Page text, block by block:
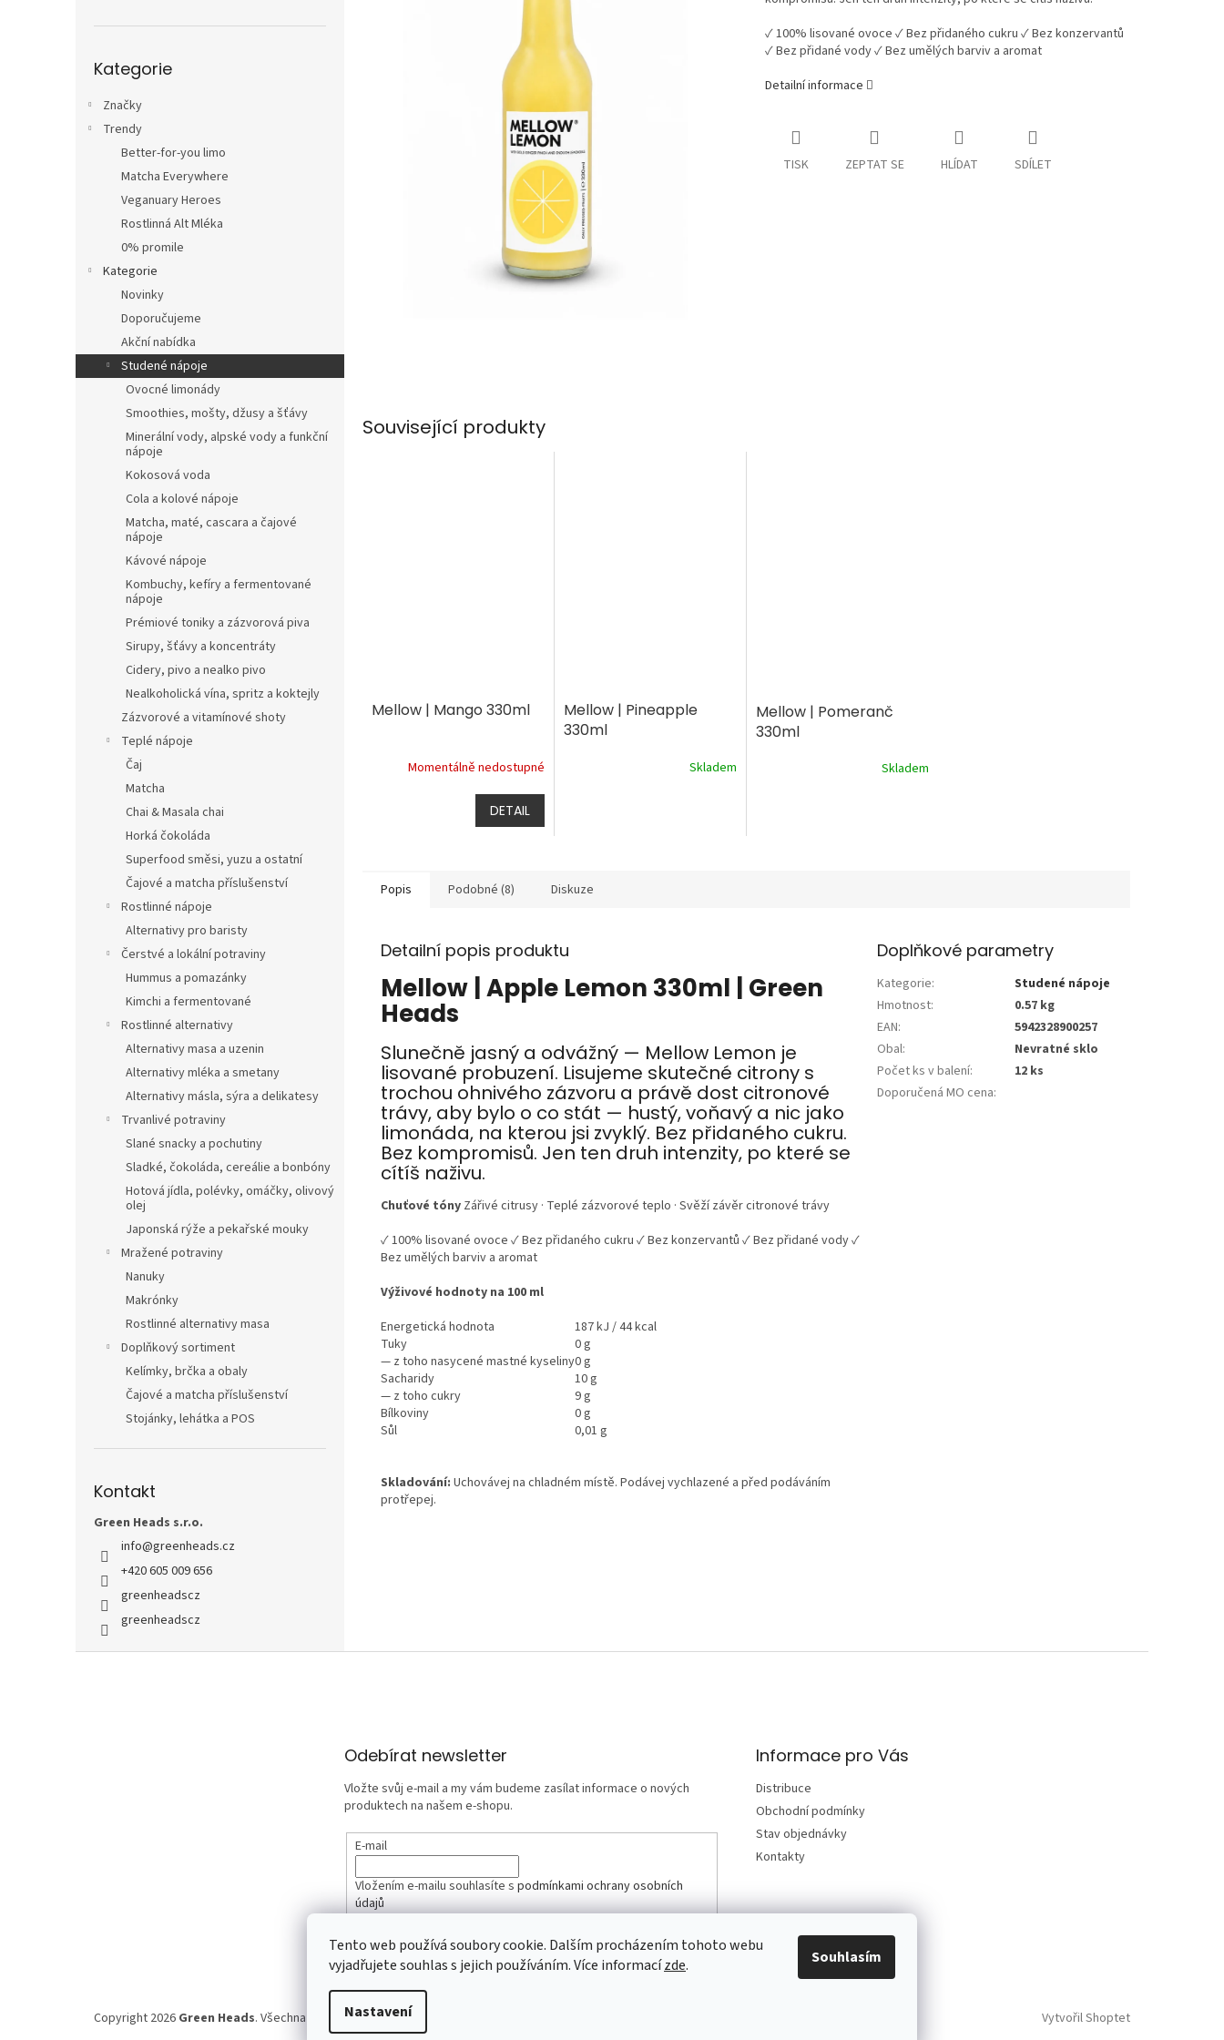
Tento web používá soubory cookie. Dalším procházením tohoto webu
vyjadřujete souhlas s jejich používáním. Více informacízde.
Nastavení
Souhlasím
kategorie
Kategorie
Značky
Trendy
Better-for-you limo
Matcha Everywhere
Veganuary Heroes
Rostlinná Alt Mléka
0% promile
Kategorie
Novinky
Doporučujeme
Akční nabídka
Studené nápoje
Ovocné limonády
Smoothies, mošty, džusy a šťávy
Minerální vody, alpské vody a funkční
nápoje
Kokosová voda
Cola a kolové nápoje
Matcha, maté, cascara a čajové
nápoje
Kávové nápoje
Kombuchy, kefíry a fermentované
nápoje
Prémiové toniky a zázvorová piva
Sirupy, šťávy a koncentráty
Cidery, pivo a nealko pivo
Nealkoholická vína, spritz a koktejly
Zázvorové a vitamínové shoty
Teplé nápoje
Čaj
Matcha
Chai & Masala chai
Horká čokoláda
Superfood směsi, yuzu a ostatní
Čajové a matcha příslušenství
Rostlinné nápoje
Alternativy pro baristy
Čerstvé a lokální potraviny
Hummus a pomazánky
Kimchi a fermentované
Rostlinné alternativy
Alternativy masa a uzenin
Alternativy mléka a smetany
Alternativy másla, sýra a delikatesy
Trvanlivé potraviny
Slané snacky a pochutiny
Sladké, čokoláda, cereálie a bonbóny
Hotová jídla, polévky, omáčky, olivový
olej
Japonská rýže a pekařské mouky
Mražené potraviny
Nanuky
Makrónky
Rostlinné alternativy masa
Doplňkový sortiment
Kelímky, brčka a obaly
Čajové a matcha příslušenství
Stojánky, lehátka a POS
Kontakt
Green Heads s.r.o.
info@greenheads.cz
+420 605 009 656
greenheadscz
greenheadscz
✓ 100% lisované ovoce ✓ Bez přidaného cukru ✓ Bez konzervantů
✓ Bez přidané vody ✓ Bez umělých barviv a aromat
Detailní informace
TISK ZEPTAT SE HLÍDAT SDÍLET
Související produkty
Mellow | Mango 330ml
Momentálně nedostupné
DETAIL
Mellow | Pineapple
330ml
Skladem
Mellow | Pomeranč
330ml
Skladem
Popis Podobné (8) Diskuze
Detailní popis produktu
Mellow | Apple Lemon 330ml | Green
Heads
Slunečně jasný a odvážný — Mellow Lemon je
lisované probuzení. Lisujeme skutečné citrony s
trochou ohnivého zázvoru a právě dost citronové
trávy, aby bylo o co stát — hustý, voňavý a nic jako
limonáda, na kterou jsi zvyklý. Bez přidaného cukru.
Bez kompromisů. Jen ten druh intenzity, po které se
cítíš naživu.
Chuťové tóny Zářivé citrusy · Teplé zázvorové teplo · Svěží závěr citronové trávy
✓ 100% lisované ovoce ✓ Bez přidaného cukru ✓ Bez konzervantů ✓ Bez přidané vody ✓
Bez umělých barviv a aromat
Výživové hodnoty na 100 ml
Energetická hodnota
187 kJ / 44 kcal
Tuky
0 g
— z toho nasycené mastné kyseliny0 g
Sacharidy
10 g
— z toho cukry
9 g
Bílkoviny
0 g
Sůl
0,01 g
Skladování: Uchovávej na chladném místě. Podávej vychlazené a před podáváním
protřepej.
Doplňkové parametry
Kategorie:
Studené nápoje
Hmotnost:
0.57 kg
EAN:
5942328900257
Obal:
Nevratné sklo
Počet ks v balení:
12 ks
Doporučená MO cena:
Odebírat newsletter
Vložte svůj e-mail a my vám budeme zasílat informace o nových
produktech na našem e-shopu.
E-mail
Vložením e-mailu souhlasíte s podmínkami ochrany osobních
údajů
PŘIHLÁSIT SE
Informace pro Vás
Distribuce
Obchodní podmínky
Stav objednávky
Kontakty
Vytvořil Shoptet
Copyright 2026 Green Heads. Všechna práva vyhrazena.